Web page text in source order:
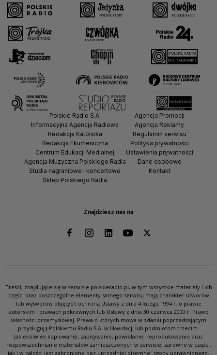
Znajdziesz nas na
Polskie Radio S.A.
Informacyjna Agencja Radiowa
Redakcja Katolicka
Redakcja Ekumeniczna
Centrum Edukacji Medialnej
Agencja Muzyczna Polskiego Radia
Studia nagraniowe i koncertowe
Sklep Polskiego Radia
Agencja Promocji
Agencja Reklamy
Regulamin serwisu
Polityka prywatności
Ustawienia prywatności
Dane osobowe
Kontakt
Treści, znajdujące się w serwisie polskieradio.pl, w tym wszystkie materiały i ich
części oraz poszczególne elementy samego serwisu mają charakter utworów
lub wytworów objętych ochroną Ustawy z dnia 4 lutego 1994 r. o prawie
autorskim i prawach pokrewnych lub Ustawy z dnia 30 czerwca 2000 r. Prawo
własności przemysłowej. Prawa o których mowa w zdaniu poprzedzającym
przysługują Polskiemu Radiu S.A. w likwidacji lub podmiotom trzecim.
Jakiekolwiek kopiowanie, zapisywanie, powielanie, reprodukowanie oraz
rozpowszechnianie materiałów zamieszczonych w serwisie, zarówno w części,
jak i w całości jest zabronione bez uprzedniej pisemnej zgody uprawnionego.